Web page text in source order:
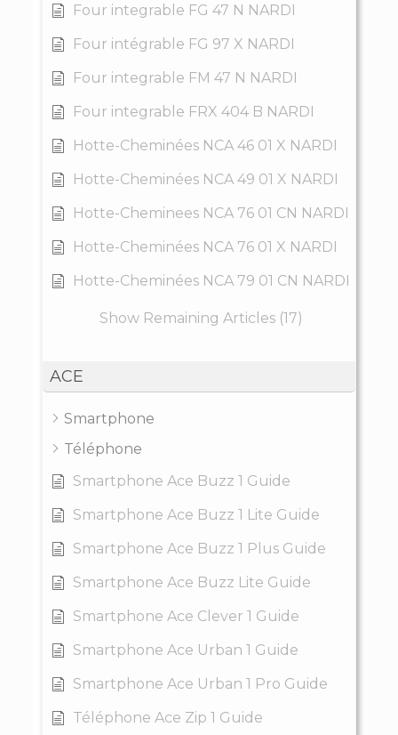
Four integrable FG 47 N NARDI
Four intégrable FG 97 X NARDI
Four integrable FM 47 N NARDI
Four integrable FRX 404 B NARDI
Hotte-Cheminées NCA 46 01 X NARDI
Hotte-Cheminées NCA 49 01 X NARDI
Hotte-Cheminees NCA 76 01 CN NARDI
Hotte-Cheminées NCA 76 01 X NARDI
Hotte-Cheminées NCA 79 01 CN NARDI
Show Remaining Articles (17)
ACE
Smartphone
Téléphone
Smartphone Ace Buzz 1 Guide
Smartphone Ace Buzz 1 Lite Guide
Smartphone Ace Buzz 1 Plus Guide
Smartphone Ace Buzz Lite Guide
Smartphone Ace Clever 1 Guide
Smartphone Ace Urban 1 Guide
Smartphone Ace Urban 1 Pro Guide
Téléphone Ace Zip 1 Guide